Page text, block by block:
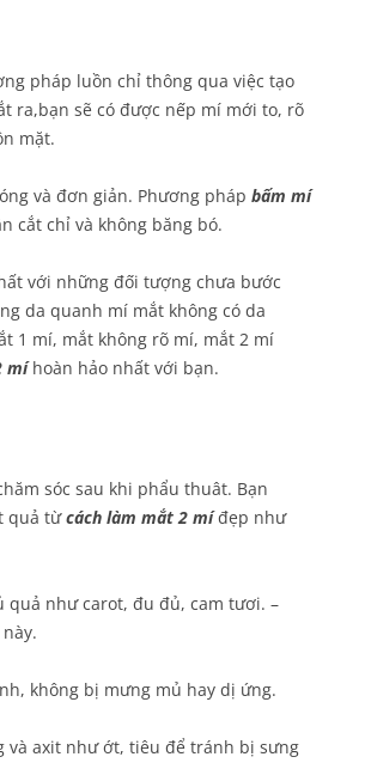
pháp luồn chỉ thông qua việc tạo
ra,bạn sẽ có được nếp mí mới to, rõ
mặt.
và đơn giản. Phương pháp bấm mí
cắt chỉ và không băng bó.
với những đối tượng chưa bước
da quanh mí mắt không có da
1 mí, mắt không rõ mí, mắt 2 mí
míhoàn hảo nhất với bạn.
sóc sau khi phẩu thuât. Bạn
quả từcách làm mắt 2 míđẹp như
quả như carot, đu đủ, cam tươi. –
không bị mưng mủ hay dị ứng.
và axit như ớt, tiêu để tránh bị sưng